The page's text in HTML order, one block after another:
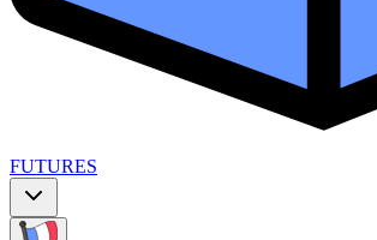
FUTURES